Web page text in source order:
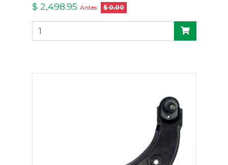
$ 2,498.95 Antes: $ 0.00